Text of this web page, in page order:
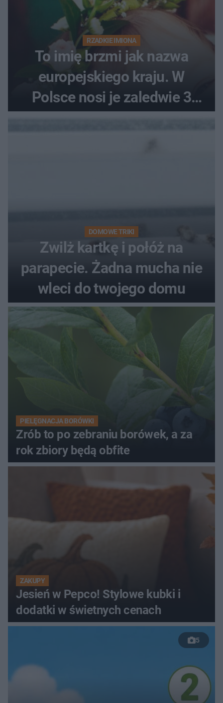
RZADKIE IMIONA
To imię brzmi jak nazwa
europejskiego kraju. W
Polsce nosi je zaledwie 3
DOMOWE TRIKI
Zwilż kartkę i połóż na
parapecie. Żadna mucha nie
wleci do twojego domu
PIELĘGNACJA BORÓWKI
Zrób to po zebraniu borówek, a za
rok zbiory będą obfite
ZAKUPY
Jesień w Pepco! Stylowe kubki i
dodatki w świetnych cenach
5